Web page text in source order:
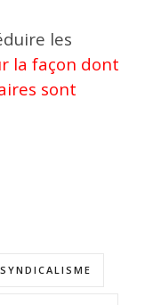
les
la façon dont
sont